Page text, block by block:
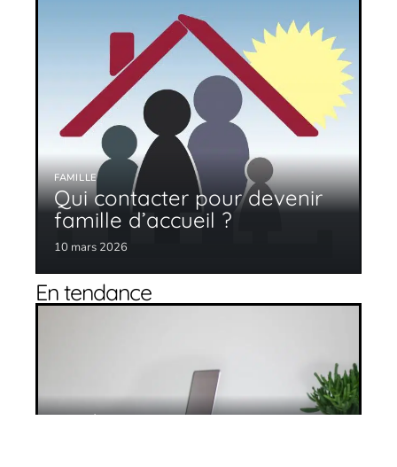
FAMILLE
Qui contacter pour devenir
famille d’accueil ?
10 mars 2026
En tendance
Les défis de la gestion des EHPAD